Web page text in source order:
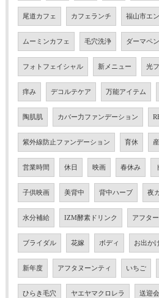
尾道カフェ カフェランチ 福山市エ
ムーミンカフェ 毛穴洗浄 ダーマペン
フォトフェイシャル 新メニュー 光
痒み デコルテケア 万能アイテム
陶肌肌 カバー力ファンデーション
紫外線防止ファンデーション 育休
営業時間 休日 映画 春休み
子供映画 美背中 背中ハーブ 夜
水分補給 IZM酵素ドリンク アフタ
ブライダル 花嫁 ボディ お出か
新年度 アフタヌーンティ いちご
ひらき毛穴 ヤエヤマクロレラ 送迎会